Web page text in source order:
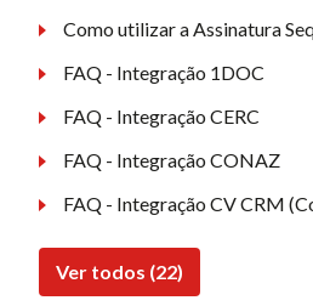
Como utilizar a Assinatura
FAQ - Integração 1DOC
FAQ - Integração CERC
FAQ - Integração CONAZ
FAQ - Integração CV CRM
Ver todos (22)